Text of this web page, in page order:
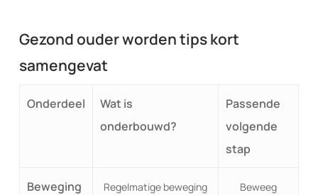
Gezond ouder worden tips kort
samengevat
Onderdeel
Wat is
onderbouwd?
Passende
volgende
stap
Beweging
Regelmatige beweging
Beweeg